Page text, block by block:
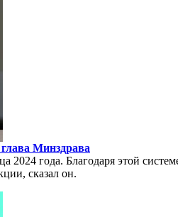
Минздрава
года. Благодаря этой
сказал он.